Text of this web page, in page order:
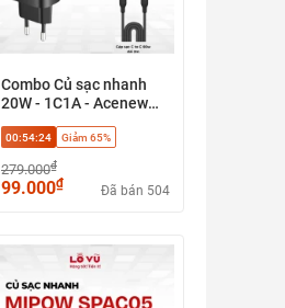
Combo Củ sạc nhanh
20W - 1C1A - Acenew
20w hoặc Cáp C to C
00:54:23 Giảm 65%
279.000₫
99.000₫ Đã bán 504